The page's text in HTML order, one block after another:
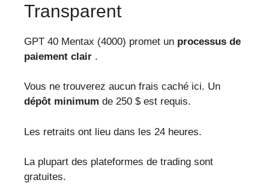
Transparent
GPT 40 Mentax (4000) promet un processus de
paiement clair .
Vous ne trouverez aucun frais caché ici. Un
dépôt minimum de 250 $ est requis.
Les retraits ont lieu dans les 24 heures.
La plupart des plateformes de trading sont
gratuites.